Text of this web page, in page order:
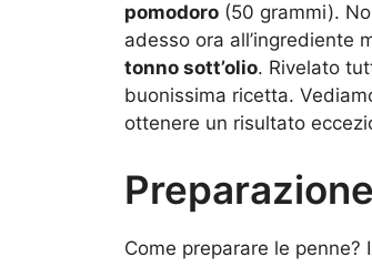
pomodoro (50 grammi).
adesso ora all’ingrediente
tonno sott’olio. Rivelato
buonissima ricetta.
ottenere un risultato
Come preparare le